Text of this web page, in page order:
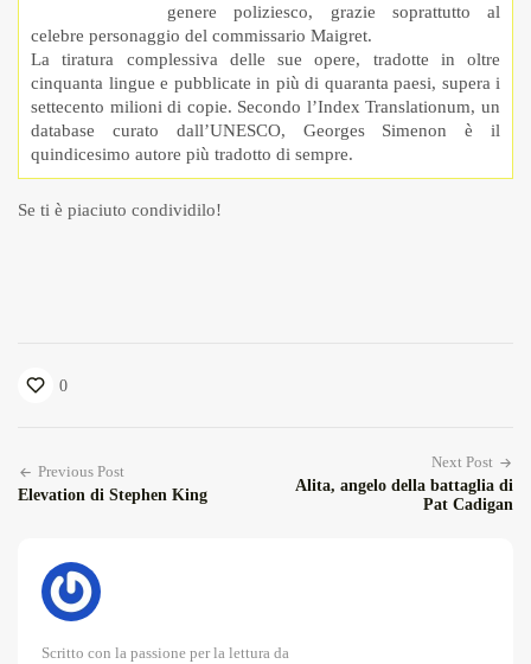
genere poliziesco, grazie soprattutto al
celebre personaggio del commissario Maigret.
La tiratura complessiva delle sue opere, tradotte in oltre
cinquanta lingue e pubblicate in più di quaranta paesi, supera i
settecento milioni di copie. Secondo l’Index Translationum, un
database curato dall’UNESCO, Georges Simenon è il
quindicesimo autore più tradotto di sempre.
Se ti è piaciuto condividilo!
0
Previous Post
Elevation di Stephen King
Next Post
Alita, angelo della battaglia di
Pat Cadigan
Scritto con la passione per la lettura da